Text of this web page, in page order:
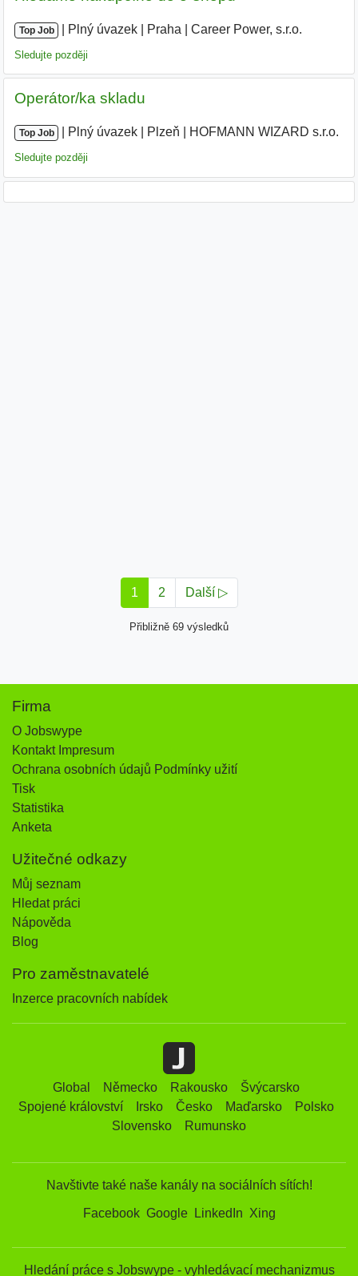
Top Job Plný úvazek Praha Career Power, s.r.o.
Sledujte později
Operátor/ka skladu
Top Job Plný úvazek Plzeň HOFMANN WIZARD s.r.o.
Sledujte později
1 2 Další ▷
Přibližně 69 výsledků
Firma
O Jobswype
Kontakt Impresum
Ochrana osobních údajů Podmínky užití
Tisk
Statistika
Anketa
Užitečné odkazy
Můj seznam
Hledat práci
Nápověda
Blog
Pro zaměstnavatelé
Inzerce pracovních nabídek
Global Německo Rakousko
Švýcarsko
Spojené království
Irsko Česko Maďarsko
Polsko
Slovensko
Rumunsko
Navštivte také naše kanály na sociálních sítích!
Facebook Google LinkedIn Xing
Hledání práce s Jobswype - vyhledávací mechanizmus